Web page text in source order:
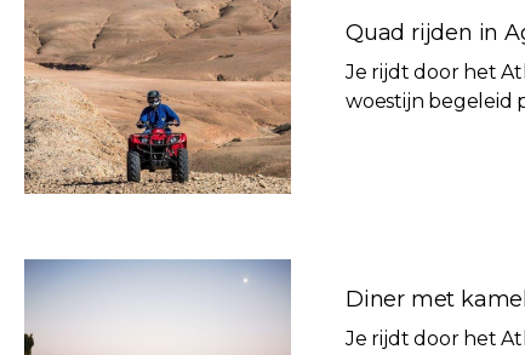
Quad rijden in
Je rijdt door het
woestijn begeleid
Diner met
Je rijdt door het